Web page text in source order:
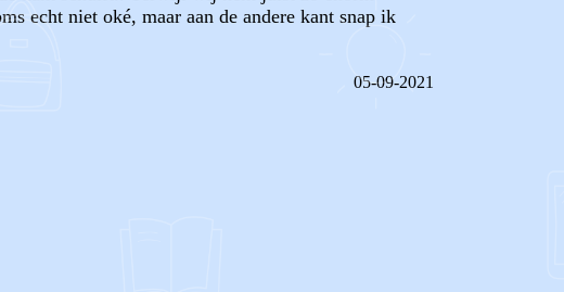
echt niet oké, maar aan de andere kant snap ik
05-09-2021